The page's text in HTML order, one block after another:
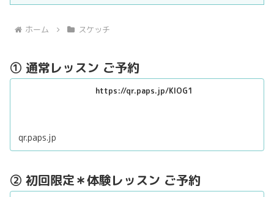
ホーム スケッチ
① 通常レッスン ご予約
https://qr.paps.jp/KlOG1
qr.paps.jp
② 初回限定＊体験レッスン ご予約